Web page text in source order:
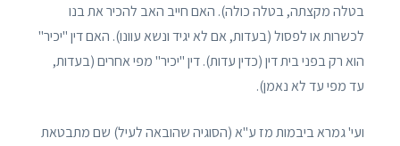
בטלה מקצתה, בטלה כולה). האם חייב האב להכיר את בנו
לכשרות או לפסול (בעדות, אם לא יגיד ונשא עוונו). האם דין "יכיר"
הוא רק בפני בית דין (כדין עדות). דין "יכיר" מפי אחרים (בעדות,
עד מפי עד לא נאמן).
ועי' גמרא ביבמות מז ע"א (הסוגיה שהובאה לעיל) שם מתבטאת